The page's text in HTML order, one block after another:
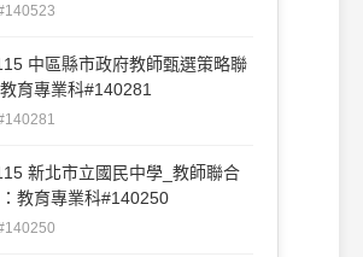
中區縣市政府教師甄選策略聯
育專業科#140281
新北市立國民中學_教師聯合
教育專業科#140250